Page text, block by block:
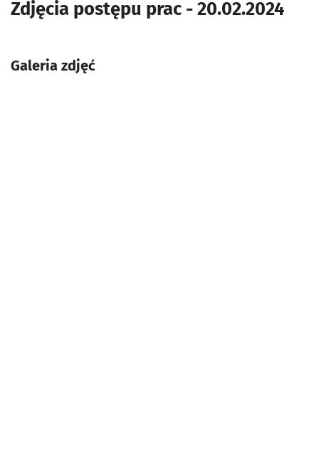
Zdjęcia postępu prac - 20.02.2024
Galeria zdjęć